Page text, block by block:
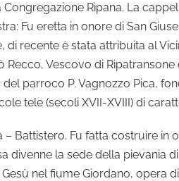
Ripana. La
Fu eretta in onore di San
di recente è stata attribuita al
Vescovo di
parroco P. Vagnozzo Pica,
tele (secoli XVII-XVIII) di
– Battistero. Fu fatta costruire in
divenne la sede della
nel fiume Giordano, opera